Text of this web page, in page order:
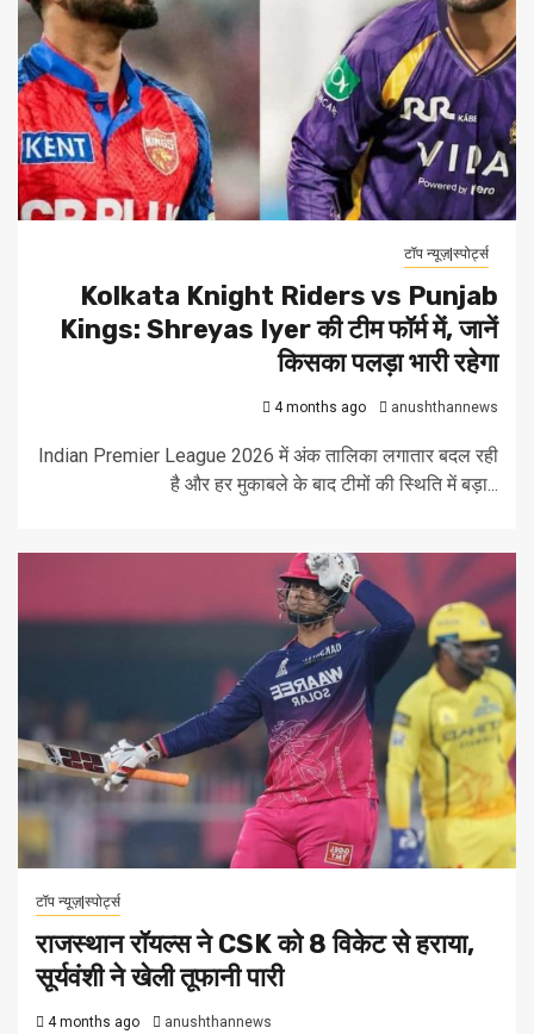
टॉप न्यूज़|स्पोर्ट्स
Kolkata Knight Riders vs Punjab
Kings: Shreyas Iyer की टीम फॉर्म में, जानें
किसका पलड़ा भारी रहेगा
4 months ago anushthannews
Indian Premier League 2026 में अंक तालिका लगातार बदल रही
है और हर मुकाबले के बाद टीमों की स्थिति में बड़ा...
टॉप न्यूज़|स्पोर्ट्स
राजस्थान रॉयल्स ने CSK को 8 विकेट से हराया,
सूर्यवंशी ने खेली तूफानी पारी
4 months ago anushthannews